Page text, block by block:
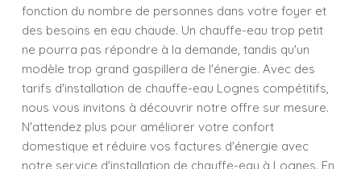
fonction du nombre de personnes dans votre foyer et
des besoins en eau chaude. Un chauffe-eau trop petit
ne pourra pas répondre à la demande, tandis qu'un
modèle trop grand gaspillera de l'énergie. Avec des
tarifs d'installation de chauffe-eau Lognes compétitifs,
nous vous invitons à découvrir notre offre sur mesure.
N'attendez plus pour améliorer votre confort
domestique et réduire vos factures d'énergie avec
notre service d'installation de chauffe-eau à Lognes. En